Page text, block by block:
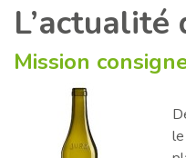
L’actualité
Mission